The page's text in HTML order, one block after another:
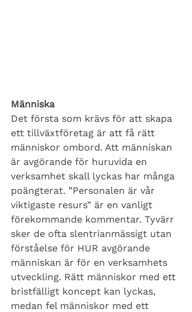
Människa
Det första som krävs för att skapa
ett tillväxtföretag är att få rätt
människor ombord. Att människan
är avgörande för huruvida en
verksamhet skall lyckas har många
poängterat. ”Personalen är vår
viktigaste resurs” är en vanligt
förekommande kommentar. Tyvärr
sker de ofta slentrianmässigt utan
förståelse för HUR avgörande
människan är för en verksamhets
utveckling. Rätt människor med ett
bristfälligt koncept kan lyckas,
medan fel människor med ett